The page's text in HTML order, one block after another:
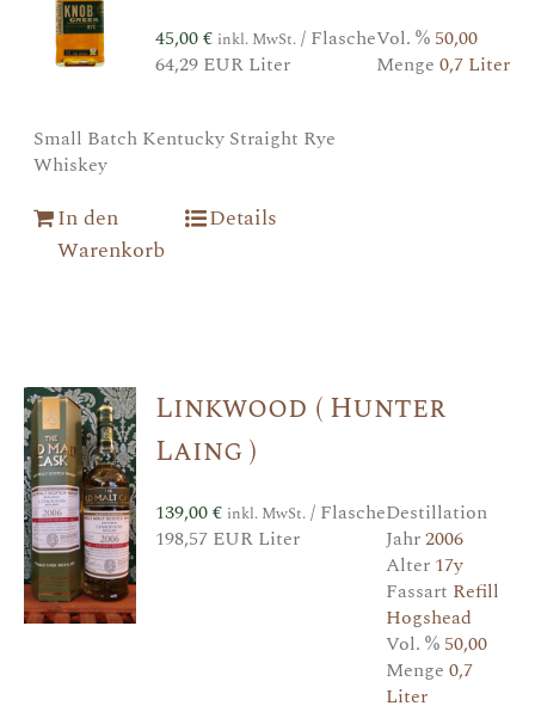
45,00€ inkl. MwSt. / Flasche
64,29 EUR Liter
Vol. % 50,00
Menge0,7 Liter
Small Batch Kentucky Straight Rye
Whiskey
In den
Warenkorb
Details
Linkwood ( Hunter
Laing )
139,00€ inkl. MwSt. / Flasche
198,57 EUR Liter
Destillation
Jahr2006
Alter 17y
Fassart Refill
Hogshead
Vol. % 50,00
Menge0,7
Liter